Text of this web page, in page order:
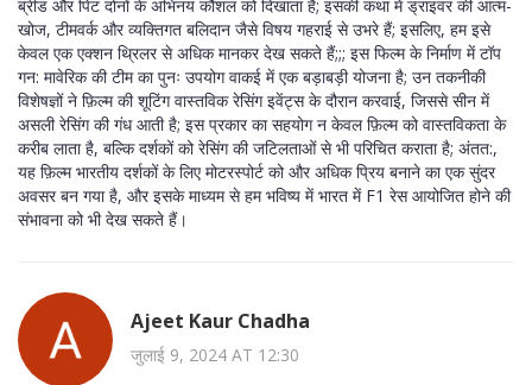
ब्रीड और पिट दोनों के अभिनय कौशल को दिखाता है; इसकी कथा में ड्राइवर की आत्म-
खोज, टीमवर्क और व्यक्तिगत बलिदान जैसे विषय गहराई से उभरे हैं; इसलिए, हम इसे
केवल एक एक्शन थ्रिलर से अधिक मानकर देख सकते हैं;;; इस फिल्म के निर्माण में टॉप
गन: मावेरिक की टीम का पुनः उपयोग वाकई में एक बड़ाबड़ी योजना है; उन तकनीकी
विशेषज्ञों ने फ़िल्म की शूटिंग वास्तविक रेसिंग इवेंट्स के दौरान करवाई, जिससे सीन में
असली रेसिंग की गंध आती है; इस प्रकार का सहयोग न केवल फ़िल्म को वास्तविकता के
करीब लाता है, बल्कि दर्शकों को रेसिंग की जटिलताओं से भी परिचित कराता है; अंतत:,
यह फ़िल्म भारतीय दर्शकों के लिए मोटरस्पोर्ट को और अधिक प्रिय बनाने का एक सुंदर
अवसर बन गया है, और इसके माध्यम से हम भविष्य में भारत में F1 रेस आयोजित होने की
संभावना को भी देख सकते हैं।
Ajeet Kaur Chadha
जुलाई 9, 2024 AT 12:30